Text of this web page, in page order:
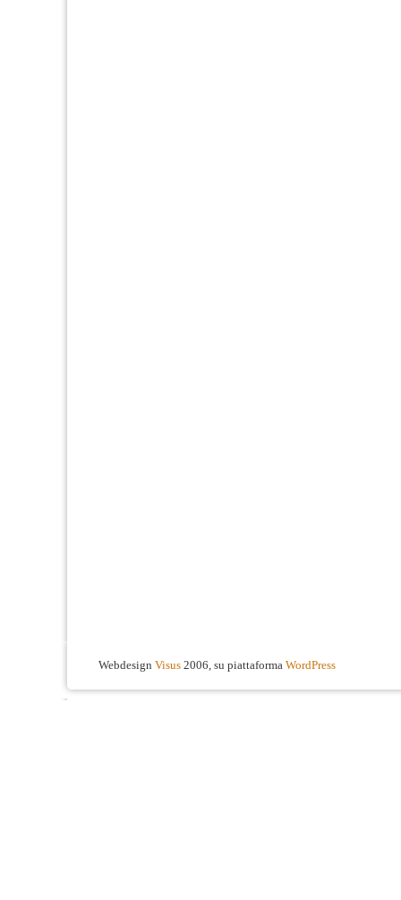
Webdesign Visus 2006, su piattaforma WordPress